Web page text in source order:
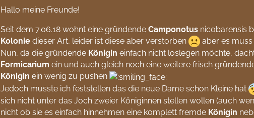
Hallo meine Freunde!
Seit dem 7.06.18 wohnt eine gründendeCamponotus nicobarensis
Kolonie dieser Art, leider ist diese aber verstorben
aber es muss
Nun, da die gründende Königin einfach nicht loslegen möchte,
Formicarium ein und auch gleich noch eine weitere frisch
Königin ein wenig zu pushen
Jedoch musste ich feststellen das die neue Dame schon Kleine hat
sich nicht unter das Joch zweier Königinnen stellen wollen (auch
nicht ob sie es einfach hinnehmen eine komplett fremde Königin